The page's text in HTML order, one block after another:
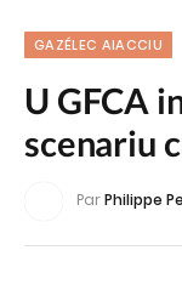
GAZÉLEC AIACCIU
U GFCA
scenariu
ParPhilippe